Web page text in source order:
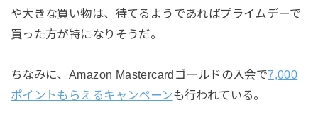
や大きな買い物は、待てるようであればプライムデーで
買った方が特になりそうだ。
ちなみに、Amazon Mastercardゴールドの入会で7,000
ポイントもらえるキャンペーンも行われている。